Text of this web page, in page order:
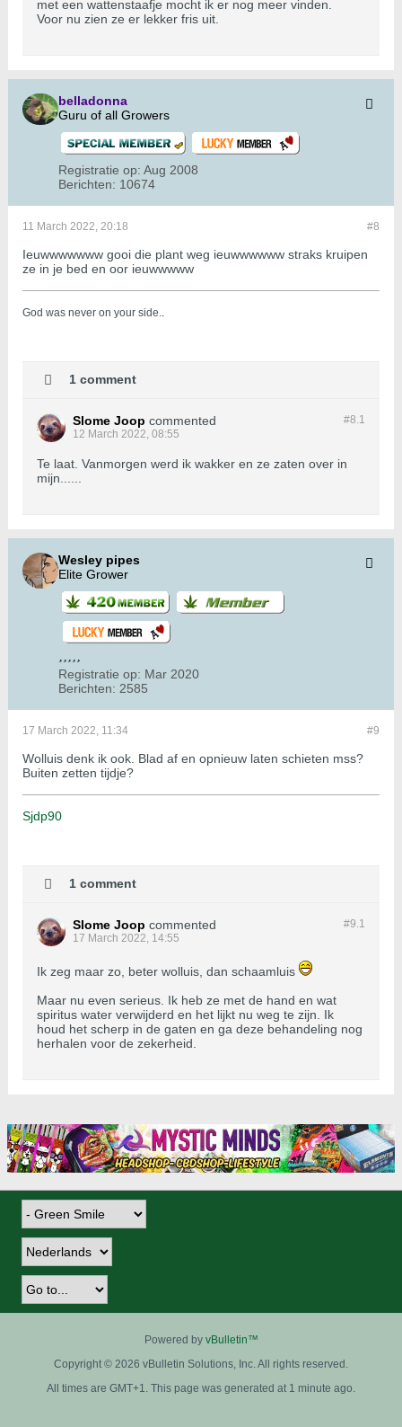
met een wattenstaafje mocht ik er nog meer vinden.
Voor nu zien ze er lekker fris uit.
belladonna
Guru of all Growers
Registratie op: Aug 2008
Berichten: 10674
#8
11 March 2022, 20:18
Ieuwwwwwww gooi die plant weg ieuwwwwww straks kruipen
ze in je bed en oor ieuwwwww
God was never on your side..
1 comment
#8.1
Slome Joop commented
12 March 2022, 08:55
Te laat. Vanmorgen werd ik wakker en ze zaten over in
mijn......
Wesley pipes
Elite Grower
Registratie op: Mar 2020
Berichten: 2585
#9
17 March 2022, 11:34
Wolluis denk ik ook. Blad af en opnieuw laten schieten mss?
Buiten zetten tijdje?
Sjdp90
1 comment
#9.1
Slome Joop commented
17 March 2022, 14:55
Ik zeg maar zo, beter wolluis, dan schaamluis
Maar nu even serieus. Ik heb ze met de hand en wat
spiritus water verwijderd en het lijkt nu weg te zijn. Ik
houd het scherp in de gaten en ga deze behandeling nog
herhalen voor de zekerheid.
Powered by vBulletin™
Copyright © 2026 vBulletin Solutions, Inc. All rights reserved.
All times are GMT+1. This page was generated at 1 minute ago.